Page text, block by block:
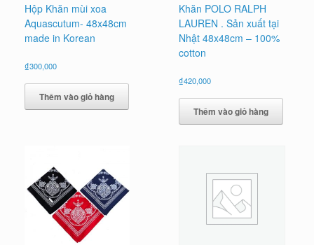
Hộp Khăn mùi xoa
Aquascutum- 48x48cm
made in Korean
₫300,000
Thêm vào giỏ hàng
Khăn POLO RALPH
LAUREN . Sản xuất tại
Nhật 48x48cm – 100%
cotton
₫420,000
Thêm vào giỏ hàng